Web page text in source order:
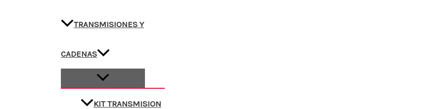
TRANSMISIONES Y
CADENAS
KIT TRANSMISION